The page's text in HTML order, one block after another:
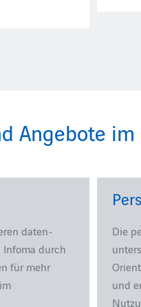
Angebote
daten‑
Infoma durch
für mehr
Die
und